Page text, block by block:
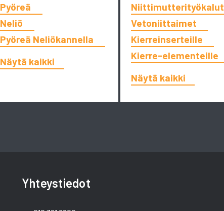
Pyöreä
Neliö
Pyöreä Neliökannella
Näytä kaikki
Niittimutterityökalut
Vetoniittaimet
Kierreinserteille
Kierre-elementeille
Näytä kaikki
Yhteystiedot